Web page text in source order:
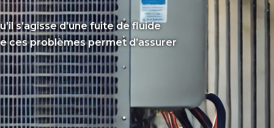
s’agisse d’une fuite de fluide
ces problèmes permet d’assurer